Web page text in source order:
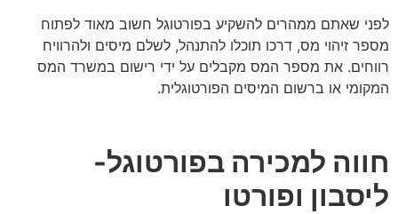
לפני שאתם ממהרים להשקיע בפורטוגל חשוב מאוד לפתוח
מספר זיהוי מס, דרכו תוכלו להתנהל, לשלם מיסים ולהרוויח
רווחים. את מספר המס מקבלים על ידי רישום במשרד המס
המקומי או ברשום המיסים הפורטוגלית.
חווה למכירה בפורטוגל-
ליסבון ופורטו